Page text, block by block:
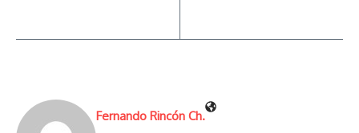
Fernando Rincón Ch.